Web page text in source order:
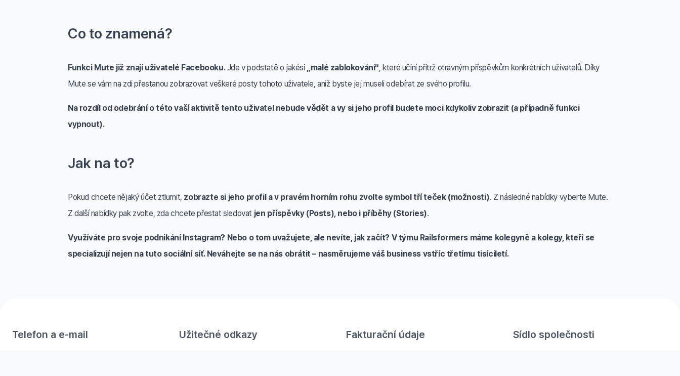
Co to znamená?
Funkci Mute již znají uživatelé Facebooku.Jde v podstatě o jakési „malé zablokování“, které učiní přítrž otravným příspěvkům konkrétních uživatelů. Díky
Mute se vám na zdi přestanou zobrazovat veškeré posty tohoto uživatele, aniž byste jej museli odebírat ze svého profilu.
Na rozdíl od odebrání o této vaší aktivitě tento uživatel nebude vědět a vy si jeho profil budete moci kdykoliv zobrazit (a případně funkci
vypnout).
Jak na to?
Pokud chcete nějaký účet ztlumit, zobrazte si jeho profil a v pravém horním rohu zvolte symbol tří teček (možnosti). Z následné nabídky vyberte Mute.
Z další nabídky pak zvolte, zda chcete přestat sledovat jen příspěvky (Posts), nebo i příběhy (Stories).
Využíváte pro svoje podnikání Instagram? Nebo o tom uvažujete, ale nevíte, jak začít? V týmu Railsformers máme kolegyně a kolegy, kteří se
specializují nejen na tuto sociální síť. Neváhejte se na nás obrátit – nasměrujeme váš business vstříc třetímu tisíciletí.
Telefon a e-mail Užitečné odkazy Fakturační údaje Sídlo společnosti